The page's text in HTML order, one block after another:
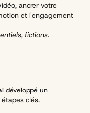
ancrer votre
et l'engagement
fictions.
développé un
clés.